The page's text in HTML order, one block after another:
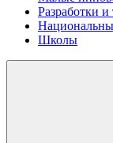
Разработки
Школы